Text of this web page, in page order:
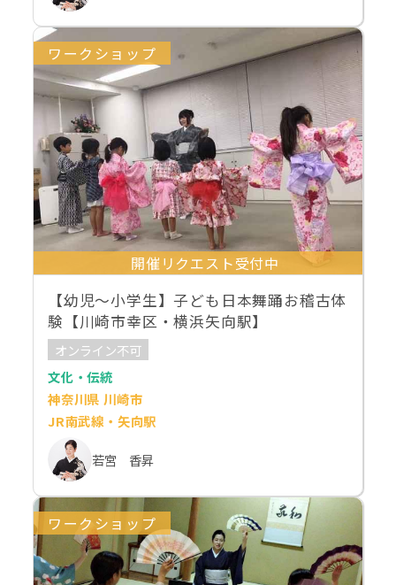
ワークショップ
開催リクエスト受付中
【幼児～小学生】子ども日本舞踊お稽古体
験【川崎市幸区・横浜矢向駅】
オンライン不可
文化・伝統
神奈川県 川崎市
JR南武線・矢向駅
若宮 香昇
ワークショップ